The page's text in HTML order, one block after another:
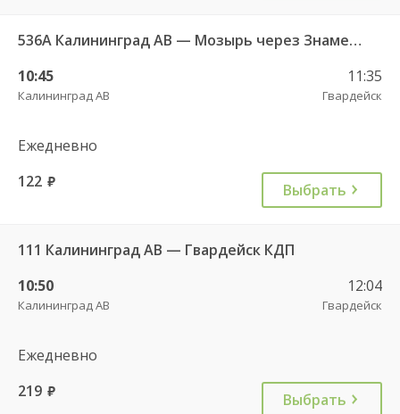
536А Калининград АВ — Мозырь через Знаменск
10:45
Калининград АВ
11:35
Гвардейск
Ежедневно
122 руб. Выбрать
111 Калининград АВ — Гвардейск КДП
10:50
Калининград АВ
12:04
Гвардейск
Ежедневно
219 руб. Выбрать